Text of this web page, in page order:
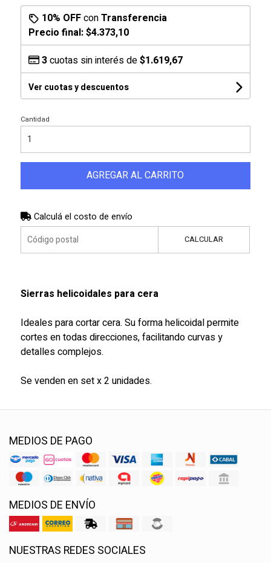
10% OFFconTransferencia
Precio final:$4.373,10
3cuotas sin interés de$1.619,67
Ver cuotas y descuentos
Cantidad
AGREGAR AL CARRITO
Calculá el costo de envío
CALCULAR
Sierras helicoidales para cera
Ideales para cortar cera. Su forma helicoidal permite
cortes en todas direcciones, facilitando curvas y
detalles complejos.
Se venden en set x 2 unidades.
MEDIOS DE PAGO
MEDIOS DE ENVÍO
NUESTRAS REDES SOCIALES